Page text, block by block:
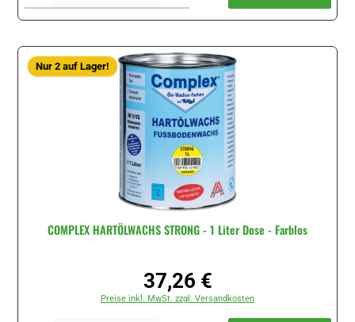
Nur 2 auf Lager!
COMPLEX HARTÖLWACHS STRONG - 1 Liter Dose - Farblos
Regulärer Preis:
37,26 €
Preise inkl. MwSt. zzgl. Versandkosten